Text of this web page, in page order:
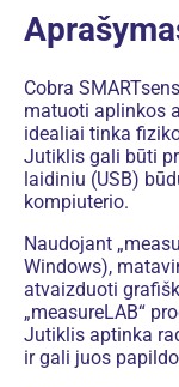
Cobra
matuoti aplinkos
idealiai tinka
Jutiklis gali būti
laidiniu (USB)
kompiuterio.
Naudojant
Windows),
atvaizduoti
„measureLAB“
Jutiklis aptinka
ir gali juos